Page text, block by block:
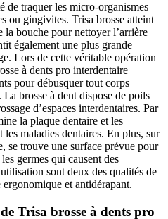
de traquer les micro-organismes
ou gingivites. Trisa brosse atteint
la bouche pour nettoyer l’arrière
également une plus grande
Lors de cette véritable opération
à dents pro interdentaire
pour débusquer tout corps
brosse à dent dispose de poils
d’espaces interdentaires. Par
la plaque dentaire et les
les maladies dentaires. En plus, sur
se trouve une surface prévue pour
germes qui causent des
sont deux des qualités de
et antidérapant.
Trisa brosse à dents pro